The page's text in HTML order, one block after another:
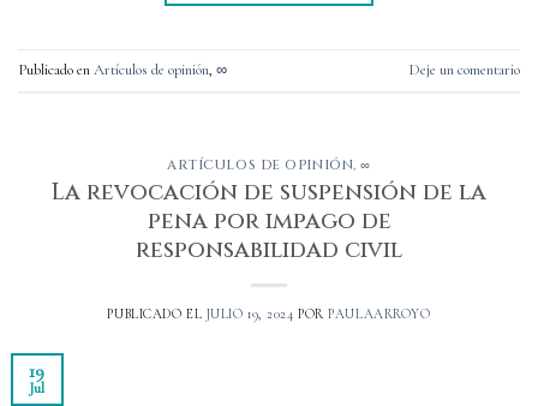
Publicado enArtículos de opinión, ∞ Deje un comentario
ARTÍCULOS DE OPINIÓN,∞
La revocación de suspensión de la
pena por impago de
responsabilidad civil
PUBLICADO EL JULIO 19, 2024 PORPAULAARROYO
19
Jul